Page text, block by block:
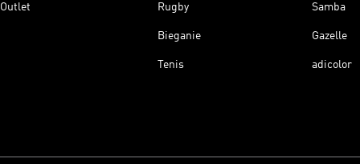
Outlet Rugby
Bieganie
Tenis
Samba
Gazelle
adicolor